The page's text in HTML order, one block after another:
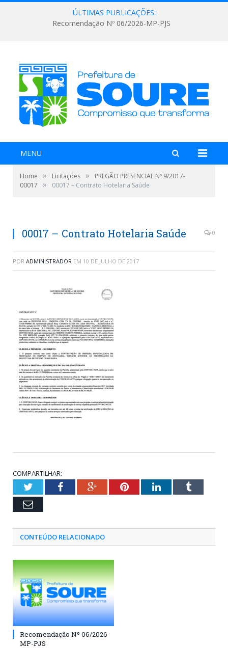
ÚLTIMAS PUBLICAÇÕES:
Recomendação Nº 06/2026-MP-PJS
MENU
Home » Licitações »
PREGÃO PRESENCIAL Nº 9/2017-
00017
» 00017 – Contrato Hotelaria Saúde
00017 – Contrato Hotelaria Saúde 0
POR ADMINISTRADOR EM 10 DE JULHO DE 2017
COMPARTILHAR:
TwitterFacebookGoogle+PinterestLinkedInTumblr
Email
CONTEÚDO RELACIONADO
Recomendação Nº 06/2026-
MP-PJS